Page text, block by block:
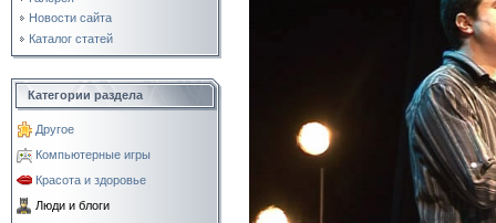
Новости сайта
Каталог статей
Категории раздела
Другое
Компьютерные игры
Красота и здоровье
Люди и блоги